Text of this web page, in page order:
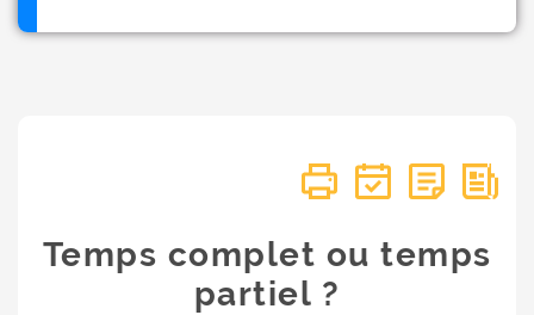
Temps complet ou temps
partiel ?